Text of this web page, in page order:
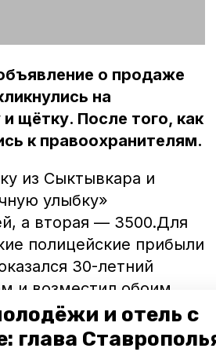
и отель с
глава
о продаже
на
щётку. После того, как
к правоохранителям.
из Сыктывкара и
улыбку»
а вторая — 3500.Для
полицейские прибыли
30-летний
и возместил обоим
Коми.
не удалось.